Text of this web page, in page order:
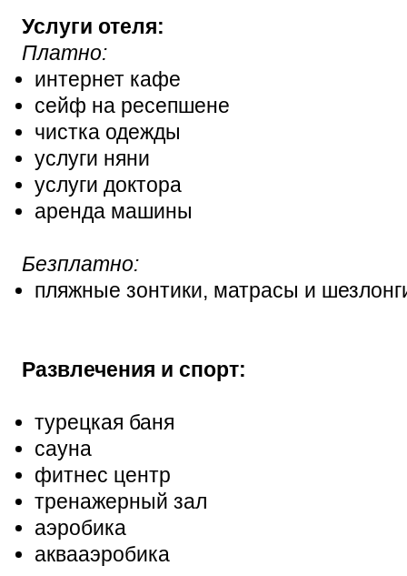
Услуги отеля:
Платно:
интернет кафе
сейф на ресепшене
чистка одежды
услуги няни
услуги доктора
аренда машины
Безплатно:
пляжные зонтики, матрасы и
Развлечения и спорт:
турецкая баня
сауна
фитнес центр
тренажерный зал
аэробика
аквааэробика